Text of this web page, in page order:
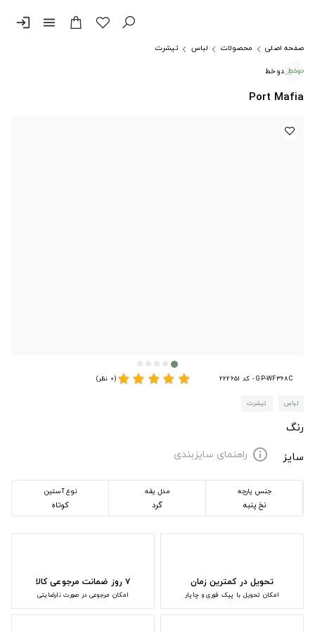
menu
login
صفحه اصلی محصولات لباس
تیشرت
دوخط
Port Mafia
GP-WF368C - کد 222651 star
star
star
star
star(0 نظر)
لباس تیشرت
رنگ
سایز
info راهنمای سایزبندی
جنس پارچه
نخ پنبه
مدل یقه
گرد
نوع آستین
کوتاه
تحویل در کمترین زمان
امکان تحویل با پیک فوری و چاپار
۷ روز ضمانت مرجوعی کالا
امکان مرجوعی در صورت نارضایتی